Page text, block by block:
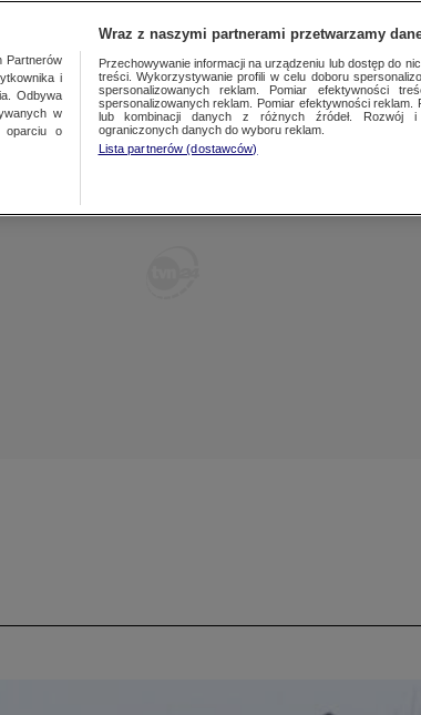
WARSZAWA
WARSZAWA
ŁÓDŹ
KRAKÓW
LUBLIN
LUBUSKIE
PREMIUM METEO
Partnerów
i
Odbywa
w
oparciu o
Wraz z naszymi partnerami przetwarzamy
Przechowywanie informacji na urządzeniu lub dostęp do
treści. Wykorzystywanie profili w celu doboru
spersonalizowanych reklam. Pomiar efektywności
spersonalizowanych reklam. Pomiar efektywności
lub kombinacji danych z różnych źródeł. Rozwój i
ograniczonych danych do wyboru reklam.
Lista partnerów (dostawców)